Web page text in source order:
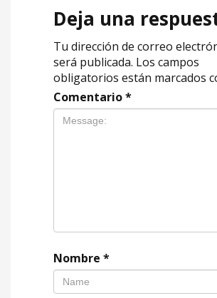
Deja una
Tu dirección de correo
será publicada. Los campos
obligatorios están marcados
Comentario*
Nombre *